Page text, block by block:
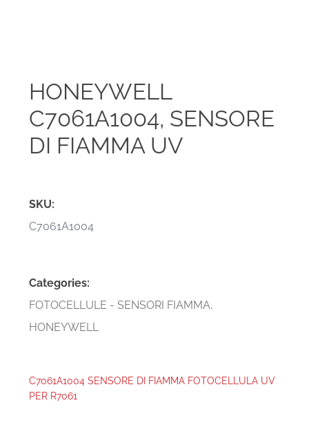
HONEYWELL
C7061A1004, SENSORE
DI FIAMMA UV
SKU:
C7061A1004
Categories:
FOTOCELLULE - SENSORI FIAMMA,
HONEYWELL
C7061A1004 SENSORE DI FIAMMA FOTOCELLULA UV
PER R7061